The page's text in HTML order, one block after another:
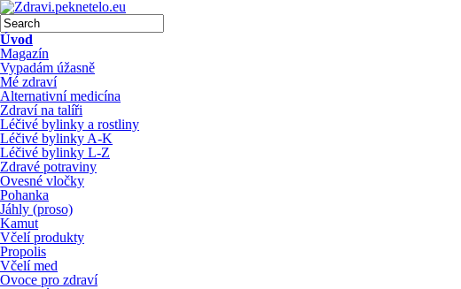
Úvod
Magazín
Vypadám úžasně
Mé zdraví
Alternativní medicína
Zdraví na talíři
Léčivé bylinky a rostliny
Léčivé bylinky A-K
Léčivé bylinky L-Z
Zdravé potraviny
Ovesné vločky
Pohanka
Jáhly (proso)
Kamut
Včelí produkty
Propolis
Včelí med
Ovoce pro zdraví